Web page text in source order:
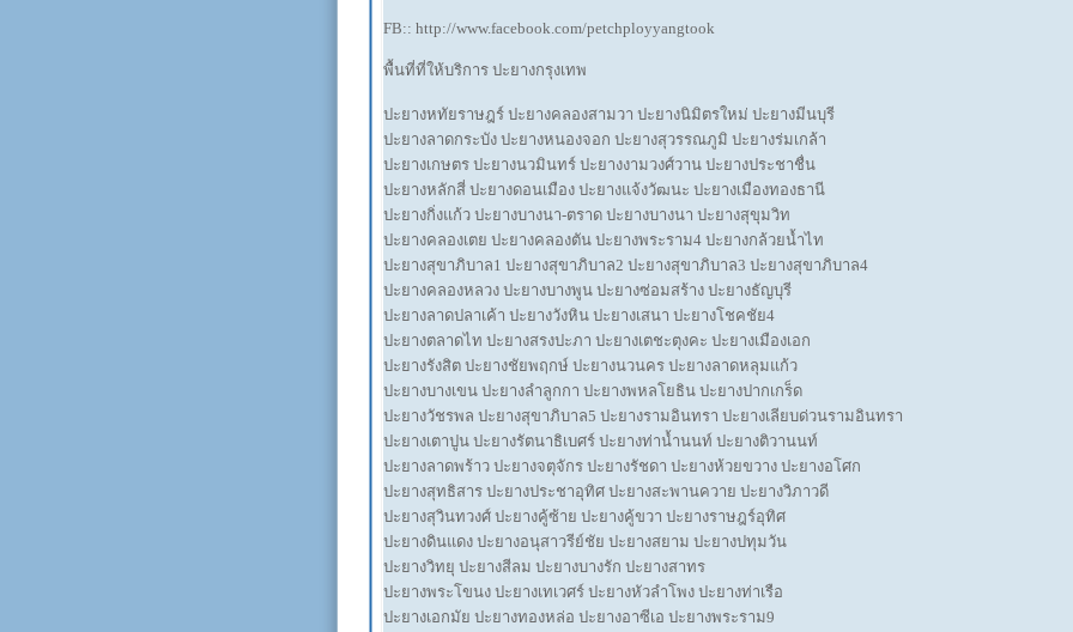
FB:: http://www.facebook.com/petchployyangtook
พื้นที่ที่ให้บริการ ปะยางกรุงเทพ
ปะยางหทัยราษฎร์ ปะยางคลองสามวา ปะยางนิมิตรใหม่ ปะยางมีนบุรี
ปะยางลาดกระบัง ปะยางหนองจอก ปะยางสุวรรณภูมิ ปะยางร่มเกล้า
ปะยางเกษตร ปะยางนวมินทร์ ปะยางงามวงศ์วาน ปะยางประชาชื่น
ปะยางหลักสี่ ปะยางดอนเมือง ปะยางแจ้งวัฒนะ ปะยางเมืองทองธานี
ปะยางกิ่งแก้ว ปะยางบางนา-ตราด ปะยางบางนา ปะยางสุขุมวิท
ปะยางคลองเตย ปะยางคลองตัน ปะยางพระราม4 ปะยางกล้วยน้ำไท
ปะยางสุขาภิบาล1 ปะยางสุขาภิบาล2 ปะยางสุขาภิบาล3 ปะยางสุขาภิบาล4
ปะยางคลองหลวง ปะยางบางพูน ปะยางซ่อมสร้าง ปะยางธัญบุรี
ปะยางลาดปลาเค้า ปะยางวังหิน ปะยางเสนา ปะยางโชคชัย4
ปะยางตลาดไท ปะยางสรงปะภา ปะยางเตชะตุงคะ ปะยางเมืองเอก
ปะยางรังสิต ปะยางชัยพฤกษ์ ปะยางนวนคร ปะยางลาดหลุมแก้ว
ปะยางบางเขน ปะยางลำลูกกา ปะยางพหลโยธิน ปะยางปากเกร็ด
ปะยางวัชรพล ปะยางสุขาภิบาล5 ปะยางรามอินทรา ปะยางเลียบด่วนรามอินทรา
ปะยางเตาปูน ปะยางรัตนาธิเบศร์ ปะยางท่าน้ำนนท์ ปะยางติวานนท์
ปะยางลาดพร้าว ปะยางจตุจักร ปะยางรัชดา ปะยางห้วยขวาง ปะยางอโศก
ปะยางสุทธิสาร ปะยางประชาอุทิศ ปะยางสะพานควาย ปะยางวิภาวดี
ปะยางสุวินทวงศ์ ปะยางคู้ซ้าย ปะยางคู้ขวา ปะยางราษฎร์อุทิศ
ปะยางดินแดง ปะยางอนุสาวรีย์ชัย ปะยางสยาม ปะยางปทุมวัน
ปะยางวิทยุ ปะยางสีลม ปะยางบางรัก ปะยางสาทร
ปะยางพระโขนง ปะยางเทเวศร์ ปะยางหัวลำโพง ปะยางท่าเรือ
ปะยางเอกมัย ปะยางทองหล่อ ปะยางอาซีเอ ปะยางพระราม9